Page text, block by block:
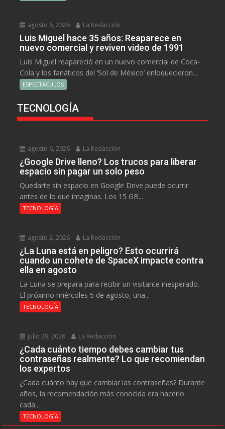
agosto 6, 2026 La Redacción
Luis Miguel hace 35 años: Reaparece en
nuevo comercial y reviven video de 1991
Luis Miguel reapareció en un nuevo comercial de Coca-
Cola y los fanáticos del ‘Sol de México’ enloquecieron...
ESPECTÁCULOS
TECNOLOGÍA
agosto 6, 2026 La Redacción
¿Google Drive lleno? Los trucos para liberar
espacio sin pagar un solo peso
Quedarte sin espacio en Google Drive puede ocurrir
antes de lo que imaginas. Los 15 GB...
TECNOLOGÍA
agosto 2, 2026 La Redacción
¿La Luna está en peligro? Esto ocurrirá
cuando un cohete de SpaceX impacte contra
ella en agosto
La Luna se prepara para recibir un visitante inesperado.
El próximo miércoles 5 de agosto, una...
TECNOLOGÍA
julio 29, 2026 La Redacción
¿Cada cuánto tiempo debes cambiar tus
contraseñas realmente? Lo que recomiendan
los expertos
¿Cada cuánto hay que cambiar las contraseñas? Durante
años, la recomendación más conocida era hacerlo
cada...
TECNOLOGÍA